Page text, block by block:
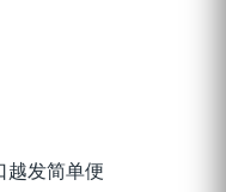
越发简单便